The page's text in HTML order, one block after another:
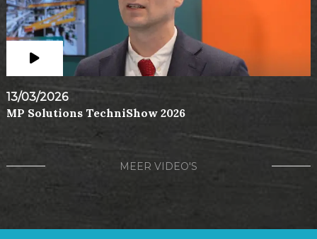
13/03/2026
MP Solutions TechniShow 2026
MEER VIDEO'S